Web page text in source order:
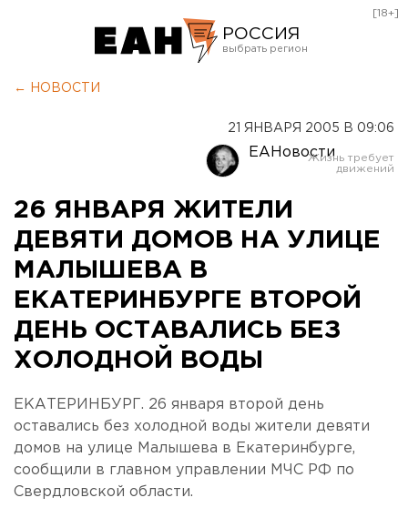
РОССИЯ
Оренбург
[18+]
← НОВОСТИ
21 ЯНВАРЯ 2005 В 09:06
ЕАНовости
26 ЯНВАРЯ ЖИТЕЛИ
ДЕВЯТИ ДОМОВ НА УЛИЦЕ
МАЛЫШЕВА В
ЕКАТЕРИНБУРГЕ ВТОРОЙ
ДЕНЬ ОСТАВАЛИСЬ БЕЗ
ХОЛОДНОЙ ВОДЫ
ЕКАТЕРИНБУРГ. 26 января второй день
оставались без холодной воды жители девяти
домов на улице Малышева в Екатеринбурге,
сообщили в главном управлении МЧС РФ по
Свердловской области.